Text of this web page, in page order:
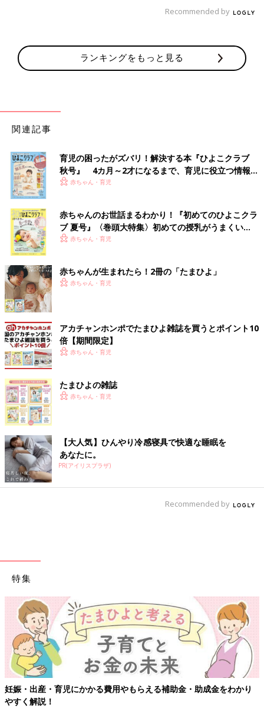
Recommended by
ランキングをもっと見る
関連記事
育児の困ったがズバリ！解決する本『ひよこクラブ
秋号』 4カ月～2才になるまで、育児に役立つ情報が
いっぱい！
赤ちゃん・育児
赤ちゃんのお世話まるわかり！『初めてのひよこクラ
ブ 夏号』〈巻頭大特集〉初めての授乳がうまくい
く！ おっぱい・ミルクの基本と夏のトラブル 解決テ
赤ちゃん・育児
赤ちゃんが生まれたら！2冊の「たまひよ」
赤ちゃん・育児
アカチャンホンポでたまひよ雑誌を買うとポイント10
倍【期間限定】
赤ちゃん・育児
たまひよの雑誌
赤ちゃん・育児
【大人気】ひんやり冷感寝具で快適な睡眠を
あなたに。
PR(アイリスプラザ)
Recommended by
特集
妊娠・出産・育児にかかる費用やもらえる補助金・助成金をわかり
やすく解説！